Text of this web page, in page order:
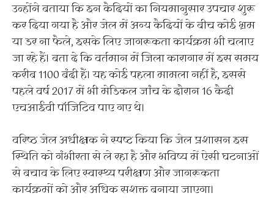
उन्होंने बताया कि इन कैदियों का नियमानुसार उपचार शुरू
कर दिया गया है और जेल में अन्य कैदियों के बीच कोई भ्रम
या डर ना फैले, इसके लिए जागरूकता कार्यक्रम भी चलाए
जा रहे हैं। बता दे कि वर्तमान में जिला कारागार में इस समय
करीब 1100 बंदी हैं। यह कोई पहला मामला नहीं है, इससे
पहले वर्ष 2017 में भी मेडिकल जांच के दौरान 16 कैदी
एचआईवी पॉजिटिव पाए गए थे।
वरिष्ठ जेल अधीक्षक ने स्पष्ट किया कि जेल प्रशासन इस
स्थिति को गंभीरता से ले रहा है और भविष्य में ऐसी घटनाओं
से बचाव के लिए स्वास्थ्य परीक्षण और जागरूकता
कार्यक्रमों को और अधिक सशक्त बनाया जाएगा।